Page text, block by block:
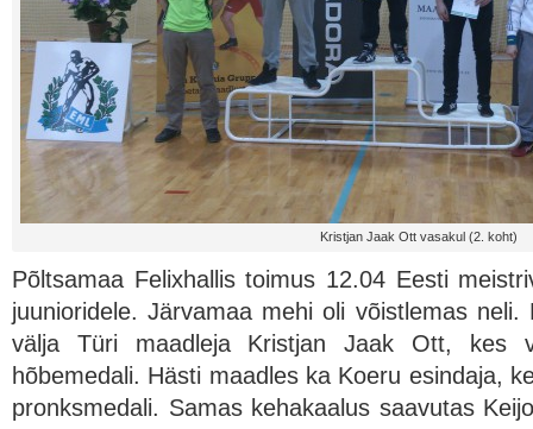
Kristjan Jaak Ott vasakul (2. koht)
Põltsamaa Felixhallis toimus 12.04 Eesti
juunioridele. Järvamaa mehi oli võistlemas neli.
välja Türi maadleja Kristjan Jaak Ott, kes
hõbemedali. Hästi maadles ka Koeru esindaja,
pronksmedali. Samas kehakaalus saavutas